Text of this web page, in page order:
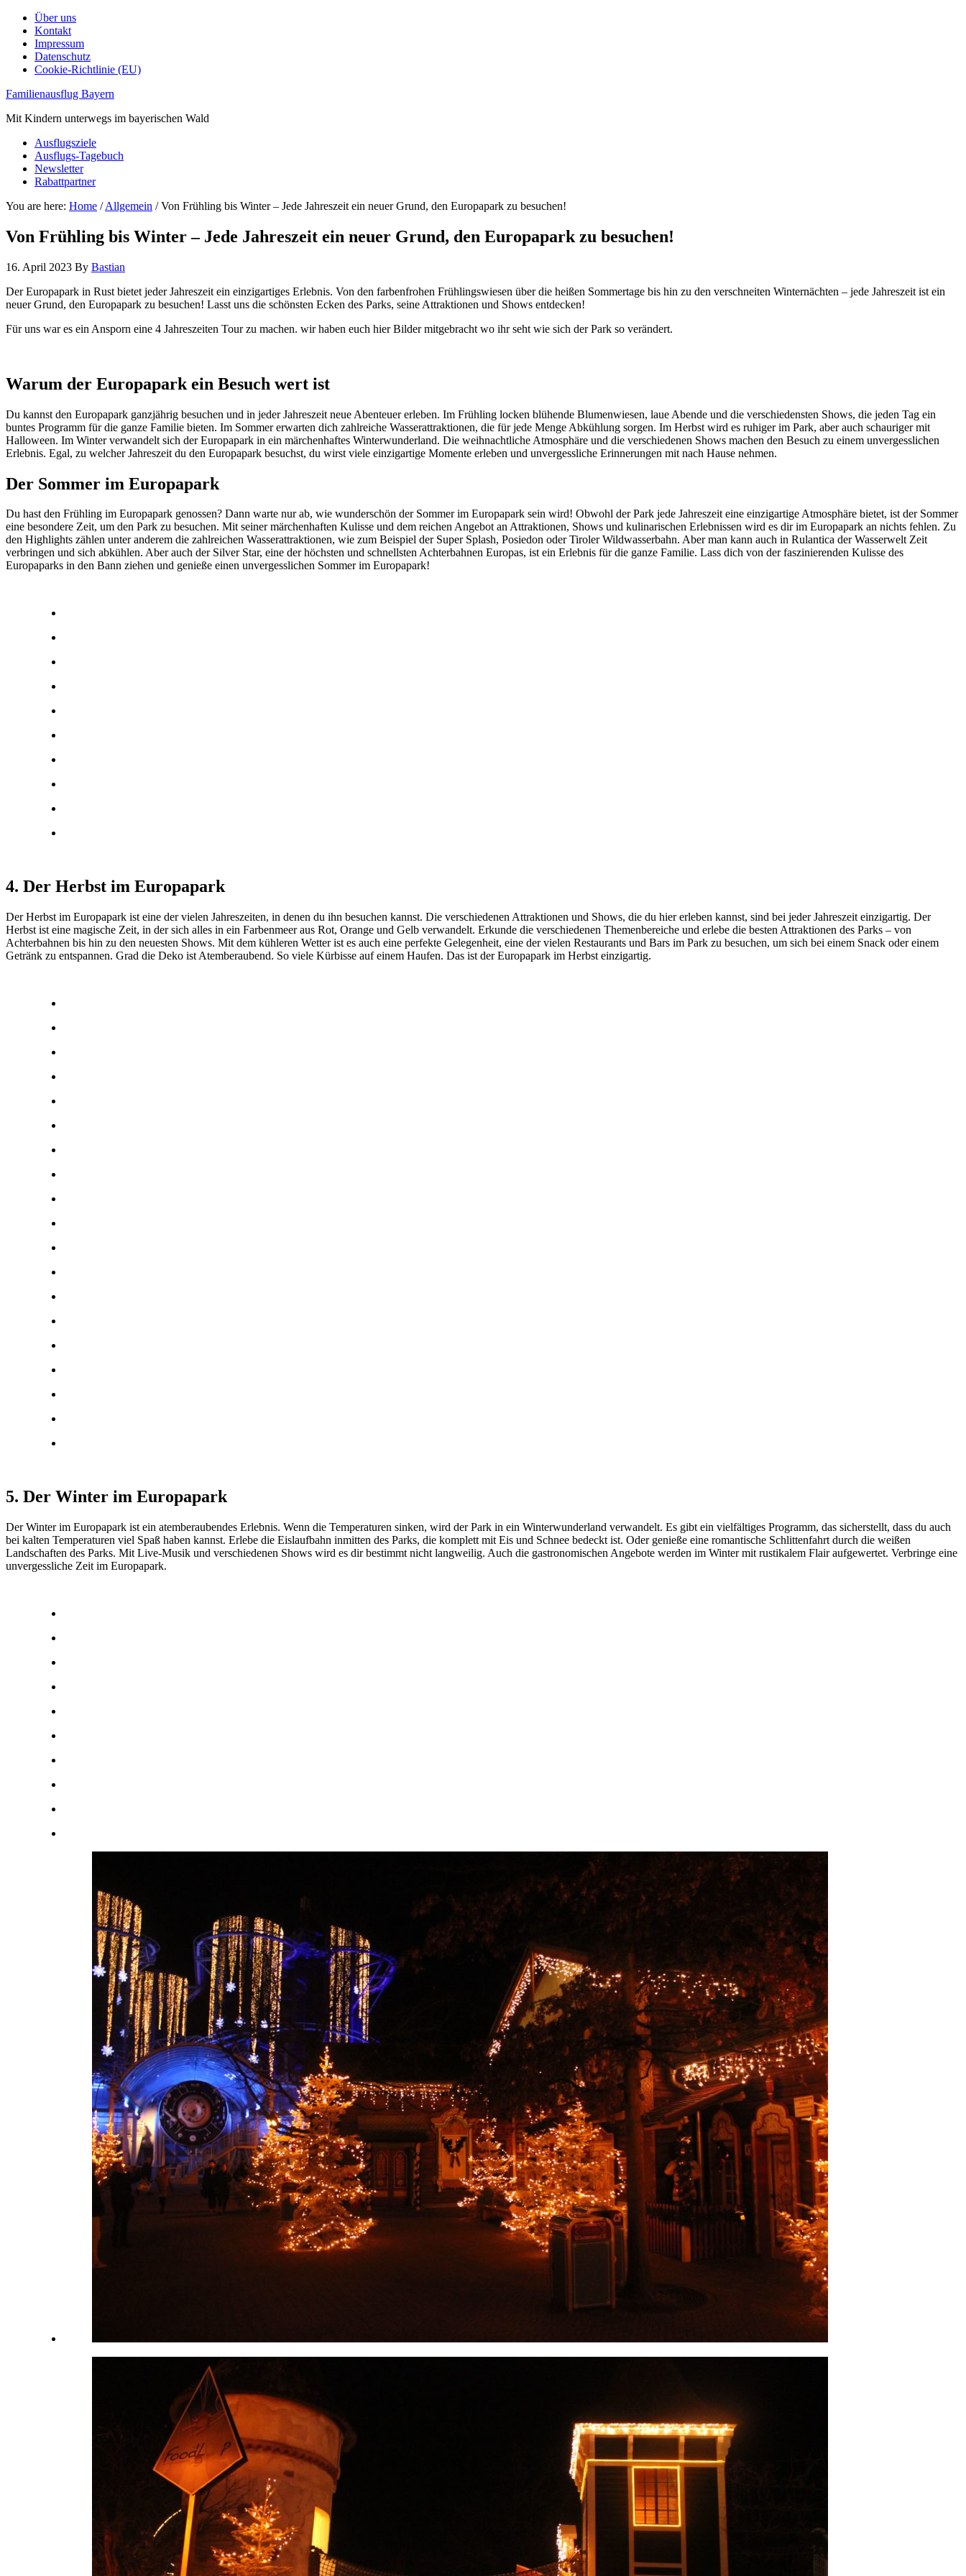
Über uns
Kontakt
Impressum
Datenschutz
Cookie-Richtlinie (EU)
Familienausflug Bayern
Mit Kindern unterwegs im bayerischen Wald
Ausflugsziele
Ausflugs-Tagebuch
Newsletter
Rabattpartner
You are here: Home / Allgemein /Von Frühling bis Winter – Jede Jahreszeit ein neuer Grund, den Europapark zu besuchen!
Von Frühling bis Winter – Jede Jahreszeit ein neuer Grund, den Europapark zu besuchen!
16. April 2023 By Bastian
Der Europapark in Rust bietet jeder Jahreszeit ein einzigartiges Erlebnis. Von den farbenfrohen Frühlingswiesen über die heißen Sommertage bis hin zu den verschneiten Winternächten – jede Jahreszeit ist ein
neuer Grund, den Europapark zu besuchen! Lasst uns die schönsten Ecken des Parks, seine Attraktionen und Shows entdecken!
Für uns war es ein Ansporn eine 4 Jahreszeiten Tour zu machen. wir haben euch hier Bilder mitgebracht wo ihr seht wie sich der Park so verändert.
Warum der Europapark ein Besuch wert ist
Du kannst den Europapark ganzjährig besuchen und in jeder Jahreszeit neue Abenteuer erleben. Im Frühling locken blühende Blumenwiesen, laue Abende und die verschiedensten Shows, die jeden Tag ein
buntes Programm für die ganze Familie bieten. Im Sommer erwarten dich zahlreiche Wasserattraktionen, die für jede Menge Abkühlung sorgen. Im Herbst wird es ruhiger im Park, aber auch schauriger mit
Halloween. Im Winter verwandelt sich der Europapark in ein märchenhaftes Winterwunderland. Die weihnachtliche Atmosphäre und die verschiedenen Shows machen den Besuch zu einem unvergesslichen
Erlebnis. Egal, zu welcher Jahreszeit du den Europapark besuchst, du wirst viele einzigartige Momente erleben und unvergessliche Erinnerungen mit nach Hause nehmen.
Der Sommer im Europapark
Du hast den Frühling im Europapark genossen? Dann warte nur ab, wie wunderschön der Sommer im Europapark sein wird! Obwohl der Park jede Jahreszeit eine einzigartige Atmosphäre bietet, ist der Sommer
eine besondere Zeit, um den Park zu besuchen. Mit seiner märchenhaften Kulisse und dem reichen Angebot an Attraktionen, Shows und kulinarischen Erlebnissen wird es dir im Europapark an nichts fehlen. Zu
den Highlights zählen unter anderem die zahlreichen Wasserattraktionen, wie zum Beispiel der Super Splash, Posiedon oder Tiroler Wildwasserbahn. Aber man kann auch in Rulantica der Wasserwelt Zeit
verbringen und sich abkühlen. Aber auch der Silver Star, eine der höchsten und schnellsten Achterbahnen Europas, ist ein Erlebnis für die ganze Familie. Lass dich von der faszinierenden Kulisse des
Europaparks in den Bann ziehen und genieße einen unvergesslichen Sommer im Europapark!
4. Der Herbst im Europapark
Der Herbst im Europapark ist eine der vielen Jahreszeiten, in denen du ihn besuchen kannst. Die verschiedenen Attraktionen und Shows, die du hier erleben kannst, sind bei jeder Jahreszeit einzigartig. Der
Herbst ist eine magische Zeit, in der sich alles in ein Farbenmeer aus Rot, Orange und Gelb verwandelt. Erkunde die verschiedenen Themenbereiche und erlebe die besten Attraktionen des Parks – von
Achterbahnen bis hin zu den neuesten Shows. Mit dem kühleren Wetter ist es auch eine perfekte Gelegenheit, eine der vielen Restaurants und Bars im Park zu besuchen, um sich bei einem Snack oder einem
Getränk zu entspannen. Grad die Deko ist Atemberaubend. So viele Kürbisse auf einem Haufen. Das ist der Europapark im Herbst einzigartig.
5. Der Winter im Europapark
Der Winter im Europapark ist ein atemberaubendes Erlebnis. Wenn die Temperaturen sinken, wird der Park in ein Winterwunderland verwandelt. Es gibt ein vielfältiges Programm, das sicherstellt, dass du auch
bei kalten Temperaturen viel Spaß haben kannst. Erlebe die Eislaufbahn inmitten des Parks, die komplett mit Eis und Schnee bedeckt ist. Oder genieße eine romantische Schlittenfahrt durch die weißen
Landschaften des Parks. Mit Live-Musik und verschiedenen Shows wird es dir bestimmt nicht langweilig. Auch die gastronomischen Angebote werden im Winter mit rustikalem Flair aufgewertet. Verbringe eine
unvergessliche Zeit im Europapark.